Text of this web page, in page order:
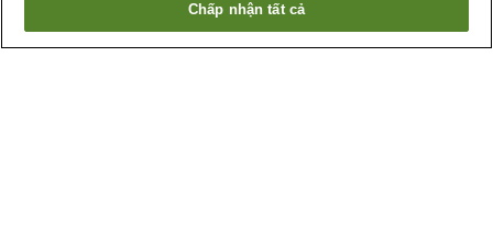
Quay lại trang trước
Chấp nhận tất cả